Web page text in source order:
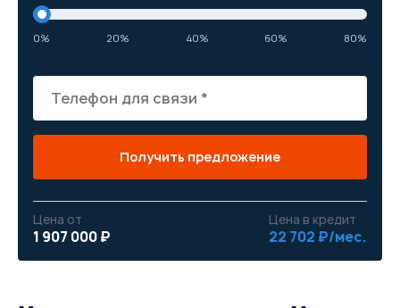
0% 20% 40% 60% 80%
Получить предложение
Цена от
1 907 000 ₽
Цена в кредит
22 702 ₽/мес.